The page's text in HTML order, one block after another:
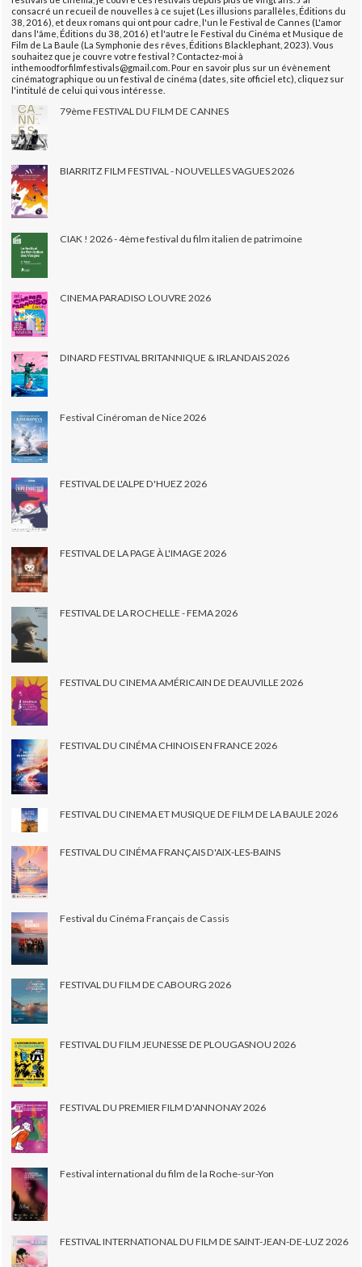
consacré un recueil de nouvelles à ce sujet (Les illusions parallèles, Éditions du
38, 2016), et deux romans qui ont pour cadre, l'un le Festival de Cannes (L'amor
dans l'âme, Éditions du 38, 2016) et l'autre le Festival du Cinéma et Musique de
Film de La Baule (La Symphonie des rêves, Éditions Blacklephant, 2023). Vous
souhaitez que je couvre votre festival ? Contactez-moi à
inthemoodforfilmfestivals@gmail.com. Pour en savoir plus sur un évènement
cinématographique ou un festival de cinéma (dates, site officiel etc), cliquez sur
l'intitulé de celui qui vous intéresse.
79ème FESTIVAL DU FILM DE CANNES
BIARRITZ FILM FESTIVAL - NOUVELLES VAGUES 2026
CIAK ! 2026 - 4ème festival du film italien de patrimoine
CINEMA PARADISO LOUVRE 2026
DINARD FESTIVAL BRITANNIQUE & IRLANDAIS 2026
Festival Cinéroman de Nice 2026
FESTIVAL DE L'ALPE D'HUEZ 2026
FESTIVAL DE LA PAGE À L'IMAGE 2026
FESTIVAL DE LA ROCHELLE - FEMA 2026
FESTIVAL DU CINEMA AMÉRICAIN DE DEAUVILLE 2026
FESTIVAL DU CINÉMA CHINOIS EN FRANCE 2026
FESTIVAL DU CINEMA ET MUSIQUE DE FILM DE LA BAULE 2026
FESTIVAL DU CINÉMA FRANÇAIS D'AIX-LES-BAINS
Festival du Cinéma Français de Cassis
FESTIVAL DU FILM DE CABOURG 2026
FESTIVAL DU FILM JEUNESSE DE PLOUGASNOU 2026
FESTIVAL DU PREMIER FILM D'ANNONAY 2026
Festival international du film de la Roche-sur-Yon
FESTIVAL INTERNATIONAL DU FILM DE SAINT-JEAN-DE-LUZ 2026